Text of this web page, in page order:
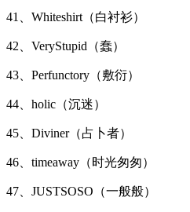
41、Whiteshirt（白衬衫）
42、VeryStupid（蠢）
43、Perfunctory（敷衍）
44、holic（沉迷）
45、Diviner（占卜者）
46、timeaway（时光匆匆）
47、JUSTSOSO（一般般）